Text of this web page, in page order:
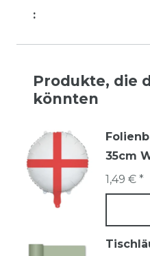
:
Produkte, die
könnten
35cm
1,49 € *